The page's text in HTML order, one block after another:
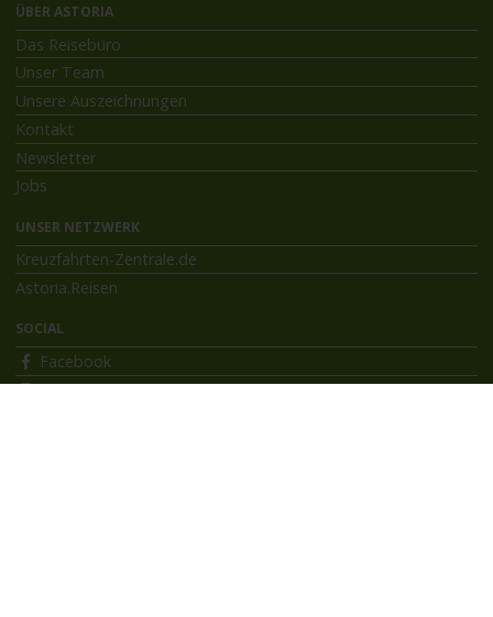
ÜBER ASTORIA
Das Reisebüro
Unser Team
Unsere Auszeichnungen
Kontakt
Newsletter
Jobs
UNSER NETZWERK
Kreuzfahrten-Zentrale.de
Astoria.Reisen
SOCIAL
Facebook
Instagram